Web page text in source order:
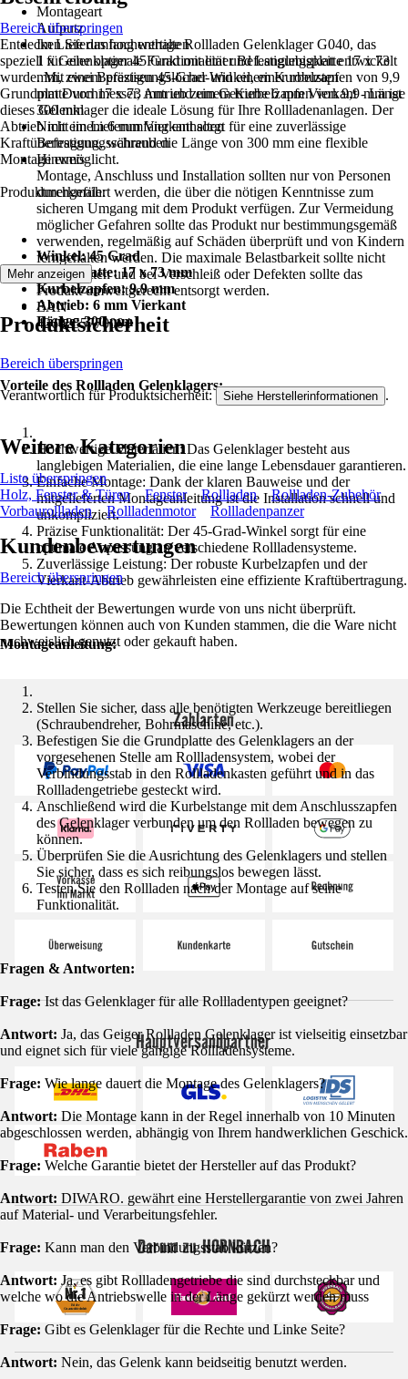
Montageart
Aufputz
Im Lieferumfang enthalten
1 x Gelenklager 45 Grad mit einer Befestigungsplatte 17 x 73
mm, zwei Befestigungslöcher und einem Kurbelzapfen von 9,9
mm Durchmesser, Antrieb zum Getriebe 6 mm Vierkant - Länge
300 mm
Nicht im Lieferumfang enthalten
Befestigungsschrauben
Hinweis
Montage, Anschluss und Installation sollten nur von Personen
durchgeführt werden, die über die nötigen Kenntnisse zum
sicheren Umgang mit dem Produkt verfügen. Zur Vermeidung
möglicher Gefahren sollte das Produkt nur bestimmungsgemäß
verwenden, regelmäßig auf Schäden überprüft und von Kindern
ferngehalten werden. Die maximale Belastbarkeit sollte nicht
überschritten und bei Verschleiß oder Defekten sollte das
Produkt umweltgerecht entsorgt werden.
EAN
4260255770004
Bereich überspringen
Entdecken Sie das hochwertige Rollladen Gelenklager G040, das
speziell für eine optimale Funktionalität und Langlebigkeit entwickelt
wurde. Mit einem präzisen 45-Grad-Winkel, einer robusten
Grundplatte von 17 x 73 mm und einem Kurbelzapfen von 9,9 mm ist
dieses Gelenklager die ideale Lösung für Ihre Rollladenanlagen. Der
Abtrieb mit einem 6 mm Vierkant sorgt für eine zuverlässige
Kraftübertragung, während die Länge von 300 mm eine flexible
Montage ermöglicht.
Produktmerkmale:
Winkel: 45 Grad
Grundplatte: 17 x 73 mm
Kurbelzapfen: 9,9 mm
Abtrieb: 6 mm Vierkant
Länge: 300 mm
Vorteile des Rollladen Gelenklagers:
Hochwertige Materialien: Das Gelenklager besteht aus
langlebigen Materialien, die eine lange Lebensdauer garantieren.
Einfache Montage: Dank der klaren Bauweise und der
mitgelieferten Montageanleitung ist die Installation schnell und
unkompliziert.
Präzise Funktionalität: Der 45-Grad-Winkel sorgt für eine
optimale Anpassung an verschiedene Rollladensysteme.
Zuverlässige Leistung: Der robuste Kurbelzapfen und der
Vierkant-Abtrieb gewährleisten eine effiziente Kraftübertragung.
Montageanleitung:
Stellen Sie sicher, dass alle benötigten Werkzeuge bereitliegen
(Schraubendreher, Bohrmaschine, etc.).
Befestigen Sie die Grundplatte des Gelenklagers an der
vorgesehenen Stelle am Rollladensystem, wobei der
Verbindungsstab in den Rollladenkasten geführt und in das
Rollladengetriebe gesteckt wird.
Anschließend wird die Kurbelstange mit dem Anschlusszapfen
des Gelenklager verbunden um den Rollladen bewegen zu
können.
Überprüfen Sie die Ausrichtung des Gelenklagers und stellen
Sie sicher, dass es sich reibungslos bewegen lässt.
Testen Sie den Rollladen nach der Montage auf seine
Funktionalität.
Fragen & Antworten:
Frage:Ist das Gelenklager für alle Rollladentypen geeignet?
Antwort: Ja, das Geiger Rollladen Gelenklager ist vielseitig einsetzbar
und eignet sich für viele gängige Rollladensysteme.
Frage: Wie lange dauert die Montage des Gelenklagers?
Antwort: Die Montage kann in der Regel innerhalb von 10 Minuten
abgeschlossen werden, abhängig von Ihrem handwerklichen Geschick.
Frage: Welche Garantie bietet der Hersteller auf das Produkt?
Antwort: DIWARO. gewährt eine Herstellergarantie von zwei Jahren
auf Material- und Verarbeitungsfehler.
Frage: Kann man den Verbindungsstab kürzen?
Antwort: Ja, es gibt Rollladengetriebe die sind durchsteckbar und
welche wo die Antriebswelle in der Länge gekürzt werden muss
Frage: Gibt es Gelenklager für die Rechte und Linke Seite?
Antwort: Nein, das Gelenk kann beidseitig benutzt werden.
Mehr anzeigen
Produktsicherheit
Bereich überspringen
Verantwortlich für Produktsicherheit: Siehe Herstellerinformationen .
Weitere Kategorien
Liste überspringen
Holz, Fenster & Türen
Fenster Rollladen
Rollladen-Zubehör
Vorbaurollladen
Rollladenmotor Rollladenpanzer
Kundenbewertungen
Bereich überspringen
Die Echtheit der Bewertungen wurde von uns nicht überprüft.
Bewertungen können auch von Kunden stammen, die die Ware nicht
nachweislich genutzt oder gekauft haben.
Zahlarten
Hauptversandpartner
Darum zu HORNBACH